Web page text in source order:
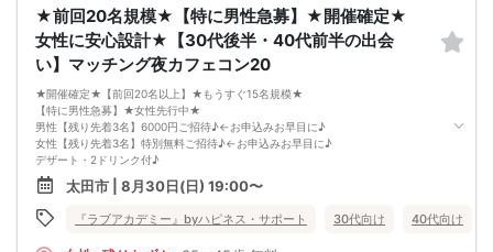
プロフィールシートを全員の異性の方と交換して1対1でお話をしていただきま
す！
女性は着席したままで、男性が席を順番に移動していきます。
トークタイムは、5分～10分（人数で時間変動あり）です！
あまり硬くならず、いつもの自分でゆっくりトークを楽しんでください♪
お仕事の話、趣味の話などでお互いの共通点などをみつけてみてはいかがでしょ
うか…
★前回20名規模★【特に男性急募】★開催確定★
女性に安心設計★【30代後半・40代前半の出会
い】マッチング夜カフェコン20
★開催確定★【前回20名以上】★もうすぐ15名規模★
【特に男性急募】★女性先行中★
男性【残り先着3名】6000円ご招待♪←お申込みお早目に♪
女性【残り先着3名】特別無料ご招待♪←お申込みお早目に♪
デザート・2ドリンク付♪
お申し込みお早目に♪
《女性の声を反映された個室での出会い》
★お一人の方もご参加大歓迎★
★ハイステータスや公務員の方も大歓迎★
太田市 | 8月30日(日) 19:00〜
『ラブアカデミー』byハピネス・サポート 30代向け 40代向け